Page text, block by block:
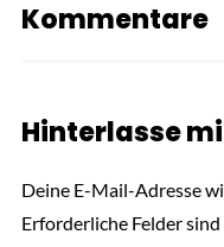
Kommentare
Hinterlasse
Deine E-Mail-Adresse
Erforderliche Felder